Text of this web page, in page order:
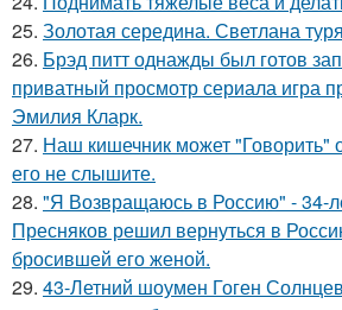
25. Золотая середина. Светлана
26. Брэд питт однажды был готов
приватный просмотр сериала игра
Эмилия Кларк.
27. Наш кишечник может "Говорить"
его не слышите.
28. "Я Возвращаюсь в Россию" - 34-
Пресняков решил вернуться в
бросившей его женой.
29. 43-Летний шоумен Гоген